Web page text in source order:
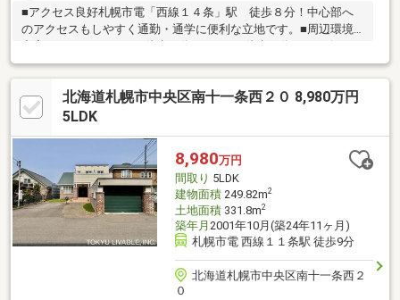
■アクセス良好札幌市電「西線１４条」駅 徒歩８分！中心部へ
のアクセスもしやすく通勤・通学に便利な立地です。■周辺環境
ト・マックスバリュ徒歩１０分徒歩圏内でお買物が完結！毎日の
暮らしに便利な立地です。■子育て環境充実小学校まで徒歩８
分、中学校まで徒歩６分と無理なく安心して通うことができま
す。近隣に公園もありのびのびと遊ぶことができる環境が整って
つろぎいただけます。◇トイレを３カ所、洗面台を２カ所設置！
◇ビルドインガレージで大切なお車を雨や雪から守ります！
北海道札幌市中央区南十一条西２０ 8,980万円
5LDK
8,980万円
間取り 5LDK
建物面積249.82m2
土地面積331.8m2
築年月 2001年10月(築24年11ヶ月)
札幌市電 西線１１条駅 徒歩9分
北海道札幌市中央区南十一条西２
０